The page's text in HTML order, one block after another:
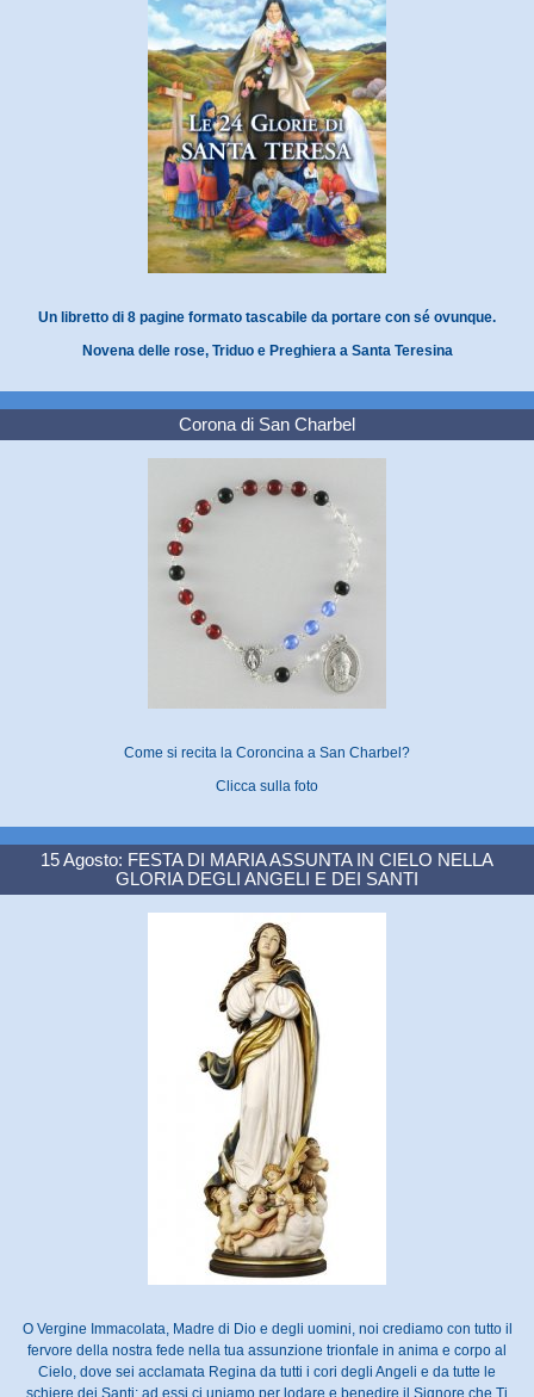
Un libretto di 8 pagine formato tascabile da portare con sé ovunque.
Novena delle rose, Triduo e Preghiera a Santa Teresina
Corona di San Charbel
Come si recita la Coroncina a San Charbel?
Clicca sulla foto
15 Agosto: FESTA DI MARIA ASSUNTA IN CIELO NELLA
GLORIA DEGLI ANGELI E DEI SANTI
O Vergine Immacolata, Madre di Dio e degli uomini, noi crediamo con tutto il
fervore della nostra fede nella tua assunzione trionfale in anima e corpo al
Cielo, dove sei acclamata Regina da tutti i cori degli Angeli e da tutte le
schiere dei Santi; ad essi ci uniamo per lodare e benedire il Signore che Ti